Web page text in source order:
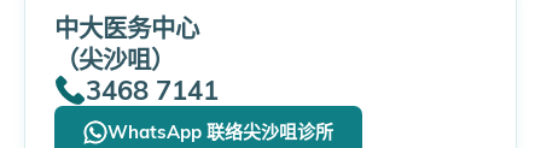
中大医务中心
（尖沙咀）
3468 7141
WhatsApp 联络尖沙咀诊所